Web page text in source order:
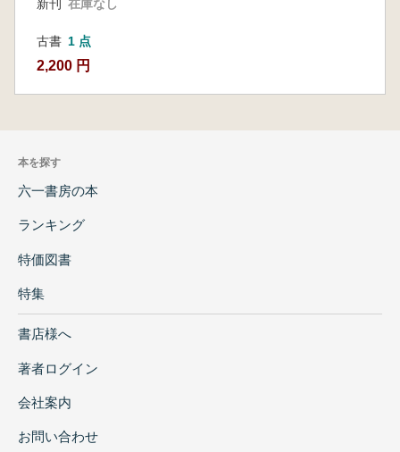
新刊 在庫なし
古書 1 点
2,200 円
本を探す
六一書房の本
ランキング
特価図書
特集
書店様へ
著者ログイン
会社案内
お問い合わせ